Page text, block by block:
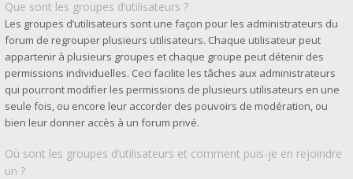
Que sont les groupes d’utilisateurs ?
Les groupes d’utilisateurs sont une façon pour les administrateurs du
forum de regrouper plusieurs utilisateurs. Chaque utilisateur peut
appartenir à plusieurs groupes et chaque groupe peut détenir des
permissions individuelles. Ceci facilite les tâches aux administrateurs
qui pourront modifier les permissions de plusieurs utilisateurs en une
seule fois, ou encore leur accorder des pouvoirs de modération, ou
bien leur donner accès à un forum privé.
Où sont les groupes d’utilisateurs et comment puis-je en rejoindre
un ?